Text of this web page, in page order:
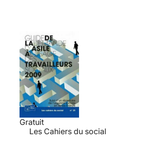
Gratuit
Les Cahiers du social